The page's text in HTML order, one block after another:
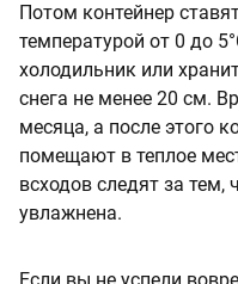
Потом контейнер
температурой от 0 до
холодильник или
снега не менее 20 см.
месяца, а после этого
помещают в теплое
всходов следят за
увлажнена.